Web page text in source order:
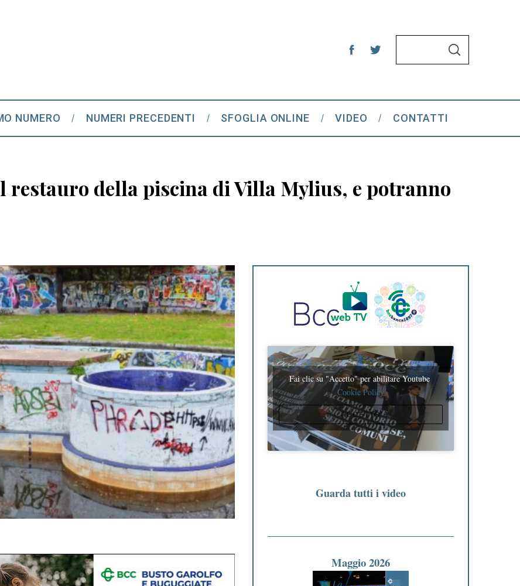
h
f
:
S
NUMERO NUMERI PRECEDENTI SFOGLIA ONLINE VIDEO CONTATTI
della piscina di Villa Mylius, e potranno
Fai clic su "Accetto" per abilitare Youtube
Cookie Policy
ACCETTO
Guarda tutti i video
Maggio 2026